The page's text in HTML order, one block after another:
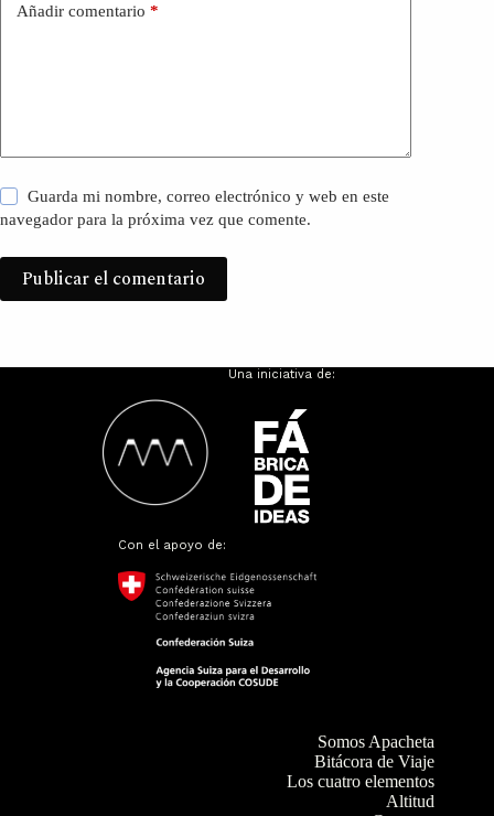
Añadir comentario *
Guarda mi nombre, correo electrónico y web en este
navegador para la próxima vez que comente.
Publicar el comentario
Una iniciativa de:
Con el apoyo de:
Somos Apacheta
Bitácora de Viaje
Los cuatro elementos
Altitud